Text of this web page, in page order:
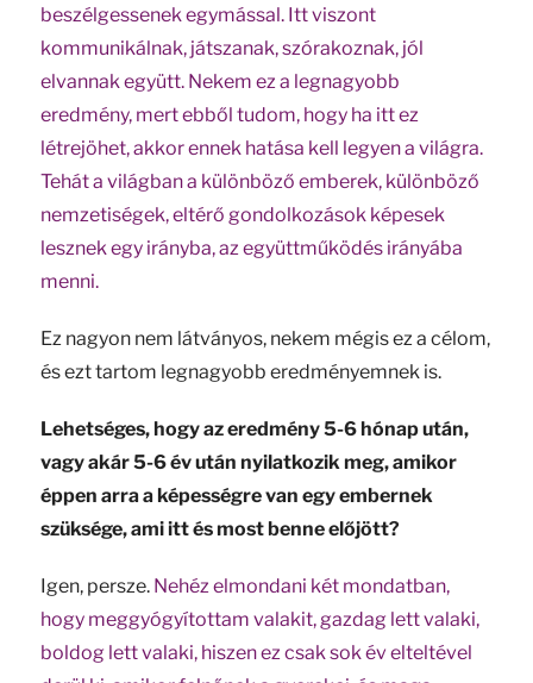
beszélgessenek egymással. Itt viszont
kommunikálnak, játszanak, szórakoznak, jól
elvannak együtt. Nekem ez a legnagyobb
eredmény, mert ebből tudom, hogy ha itt ez
létrejöhet, akkor ennek hatása kell legyen a világra.
Tehát a világban a különböző emberek, különböző
nemzetiségek, eltérő gondolkozások képesek
lesznek egy irányba, az együttműködés irányába
menni.
Ez nagyon nem látványos, nekem mégis ez a célom,
és ezt tartom legnagyobb eredményemnek is.
Lehetséges, hogy az eredmény 5-6 hónap után,
vagy akár 5-6 év után nyilatkozik meg, amikor
éppen arra a képességre van egy embernek
szüksége, ami itt és most benne előjött?
Igen, persze. Nehéz elmondani két mondatban,
hogy meggyógyítottam valakit, gazdag lett valaki,
boldog lett valaki, hiszen ez csak sok év elteltével